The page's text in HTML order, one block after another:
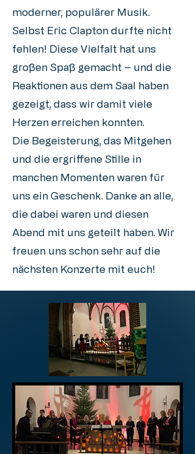
moderner, populärer Musik.
Selbst Eric Clapton durfte nicht
fehlen! Diese Vielfalt hat uns
großen Spaß gemacht – und die
Reaktionen aus dem Saal haben
gezeigt, dass wir damit viele
Herzen erreichen konnten.
Die Begeisterung, das Mitgehen
und die ergriffene Stille in
manchen Momenten waren für
uns ein Geschenk. Danke an alle,
die dabei waren und diesen
Abend mit uns geteilt haben. Wir
freuen uns schon sehr auf die
nächsten Konzerte mit euch!